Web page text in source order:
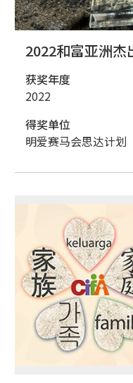
2022和富亚洲杰
获奖年度
2022
得奖单位
明爱赛马会思达计划